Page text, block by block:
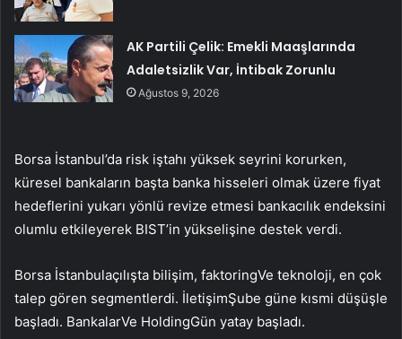
AK Partili Çelik: Emekli Maaşlarında
Adaletsizlik Var, İntibak Zorunlu
Ağustos 9, 2026
Borsa İstanbul’da risk iştahı yüksek seyrini korurken,
küresel bankaların başta banka hisseleri olmak üzere fiyat
hedeflerini yukarı yönlü revize etmesi bankacılık endeksini
olumlu etkileyerek BIST’in yükselişine destek verdi.
Borsa İstanbulaçılışta bilişim, faktoringVe teknoloji, en çok
talep gören segmentlerdi. İletişimŞube güne kısmi düşüşle
başladı. BankalarVe HoldingGün yatay başladı.